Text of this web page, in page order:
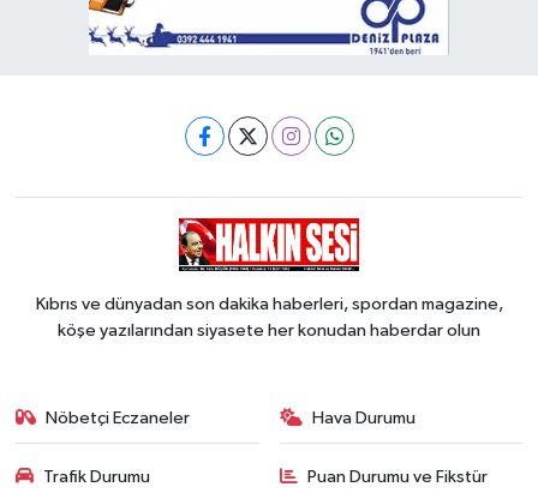
Kıbrıs ve dünyadan son dakika haberleri, spordan magazine,
köşe yazılarından siyasete her konudan haberdar olun
Nöbetçi Eczaneler Hava Durumu
Trafik Durumu Puan Durumu ve Fikstür